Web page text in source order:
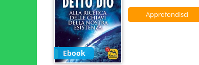
Ebook
Approfondisci